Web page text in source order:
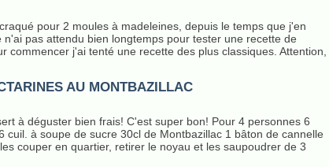
pour 2 moules à madeleines, depuis le temps que j'en
n'ai pas attendu bien longtemps pour tester une recette de
commencer j'ai tenté une recette des plus classiques. Attention,
AU MONTBAZILLAC
à déguster bien frais! C'est super bon! Pour 4 personnes 6
cuil. à soupe de sucre 30cl de Montbazillac 1 bâton de cannelle
couper en quartier, retirer le noyau et les saupoudrer de 3